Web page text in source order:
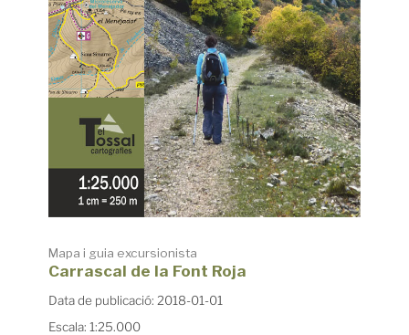
Mapa i guia excursionista
Carrascal de la Font Roja
Data de publicació: 2018-01-01
Escala: 1:25.000